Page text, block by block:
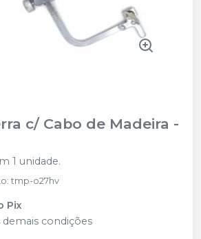
c/ Cabo de Madeira -
1 unidade.
: tmp-o27hv
Pix
demais condições